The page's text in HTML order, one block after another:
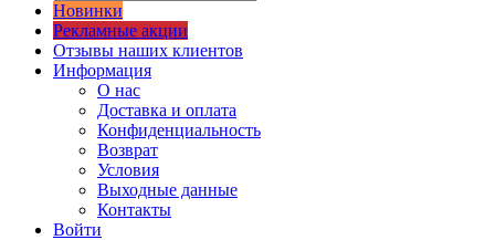
Новинки
Рекламные акции
Отзывы наших клиентов
Информация
О нас
Доставка и оплата
Конфиденциальность
Возврат
Условия
Выходные данные
Контакты
Войти